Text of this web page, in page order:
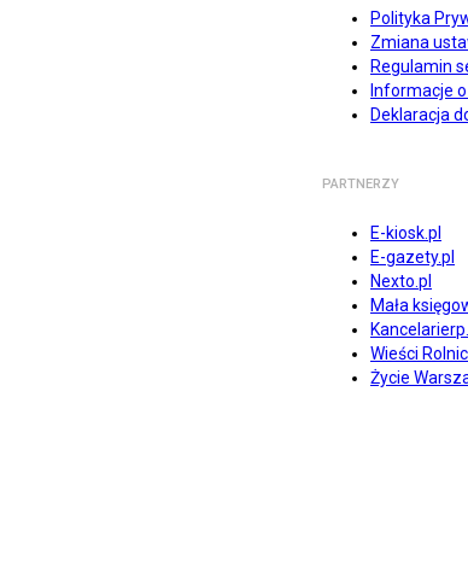
Polityka
Zmiana
Regulamin
Informacje
Deklaracja
PARTNERZY
E-kiosk.pl
E-gazety.pl
Nexto.pl
Mała
Wieści
Życie